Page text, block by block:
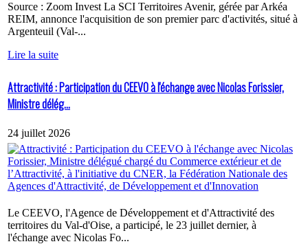
Source : Zoom Invest La SCI Territoires Avenir, gérée par Arkéa
REIM, annonce l'acquisition de son premier parc d'activités, situé à
Argenteuil (Val-...
Lire la suite
Attractivité : Participation du CEEVO à l'échange avec Nicolas Forissier,
Ministre délég...
24 juillet 2026
Le CEEVO, l'Agence de Développement et d'Attractivité des
territoires du Val-d'Oise, a participé, le 23 juillet dernier, à
l'échange avec Nicolas Fo...